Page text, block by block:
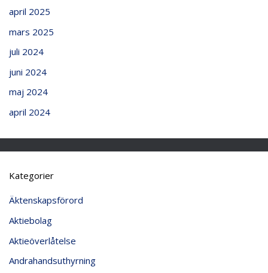
april 2025
mars 2025
juli 2024
juni 2024
maj 2024
april 2024
Kategorier
Äktenskapsförord
Aktiebolag
Aktieöverlåtelse
Andrahandsuthyrning